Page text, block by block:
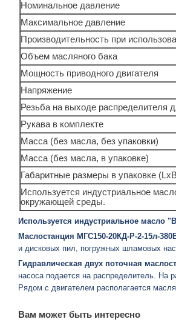
Номинальное давление
Максимальное давление
Производительность при
Объем масляного бака
Мощность приводного двигателя
Напряжение
Резьба на выходе распределителя
Рукава в комплекте
Масса (без масла, без упаковки)
Масса (без масла, в упаковке)
Габаритные размеры в упаковке
Используется индустриальное
окружающей среды.
Используется индустриальное масло
Маслостанция МГС150-20КД-Р-2-15л-
и дисковых пил, погружных шламовых
Гидравлическая двух поточная
насоса подается на распределитель. На
Рядом с двигателем располагается
Вам может быть интересно